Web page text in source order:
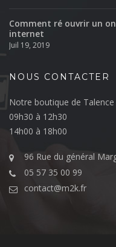
Comment ré ouvrir un
internet
Juil 19, 2019
NOUS CONTACTER
Notre boutique de
09h30 à 12h30
14h00 à 18h00
96 Rue du général
05 57 35 00 99
contact@m2k.fr